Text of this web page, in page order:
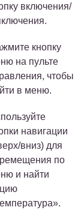
включения/
кнопку
на пульте
чтобы
в меню.
навигации
вниз) для
по
и найти